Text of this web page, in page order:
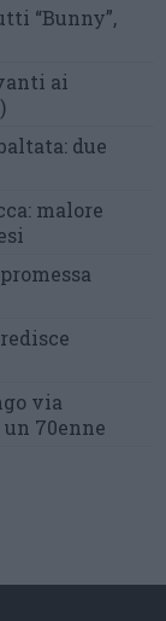
“Bunny”,
ai
due
malore
promessa
via
70enne